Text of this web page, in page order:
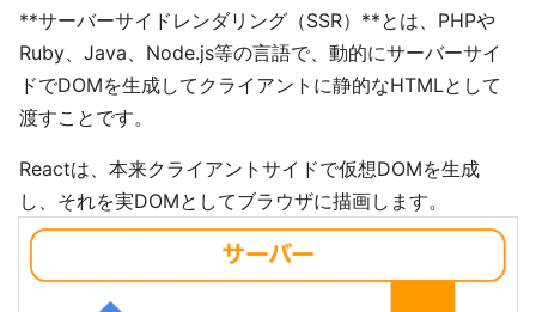
**サーバーサイドレンダリング（SSR）**とは、PHPや
Ruby、Java、Node.js等の言語で、動的にサーバーサイ
ドでDOMを生成してクライアントに静的なHTMLとして
渡すことです。
Reactは、本来クライアントサイドで仮想DOMを生成
し、それを実DOMとしてブラウザに描画します。